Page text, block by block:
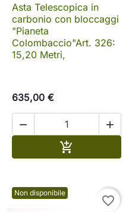
Asta Telescopica in
carbonio con bloccaggi
"Pianeta
Colombaccio"Art. 326:
15,20 Metri,
635,00 €
 

Non disponibile
favorite_border